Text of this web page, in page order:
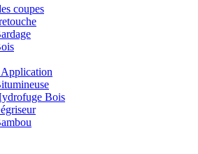
coupes
Application
Bois